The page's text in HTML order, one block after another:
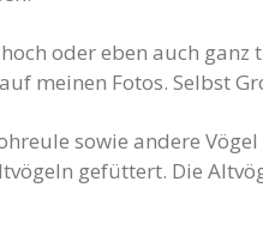
oder eben auch
meinen Fotos. Selbst
sowie andere
gefüttert. Die